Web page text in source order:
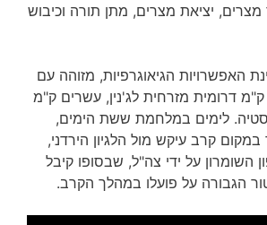
יציאת מצרים, מתן תורה וכיבוש
האפשרויות הגיאוגרפיות, מזוהה עם
דרומית מזרחית לג'נין, עשרים ק"מ
לימים במלחמת ששת הימים,
נערך במקום קרב עיקש מול הלגיון הירדני,
השומרון על ידי צה"ל, שבסופו קיבל
הגבורה על פועלו במהלך הקרב.